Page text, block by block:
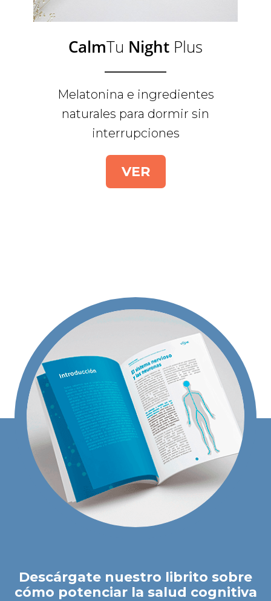
CalmTu Night Plus
Melatonina e ingredientes
naturales para dormir sin
interrupciones
VER
Descárgate nuestro librito sobre
cómo potenciar la salud cognitiva